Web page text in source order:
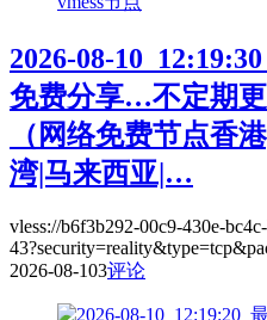
2026-08-
免费分享…不定期
（网络免费节点香
湾|马来西亚|…
vless://b6f3b292-00c9-430e-
2026-08-103评论